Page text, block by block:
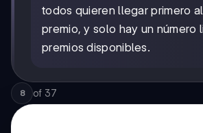
todos quieren llegar primero
premio, y solo hay un número
premios disponibles.
8 of 37